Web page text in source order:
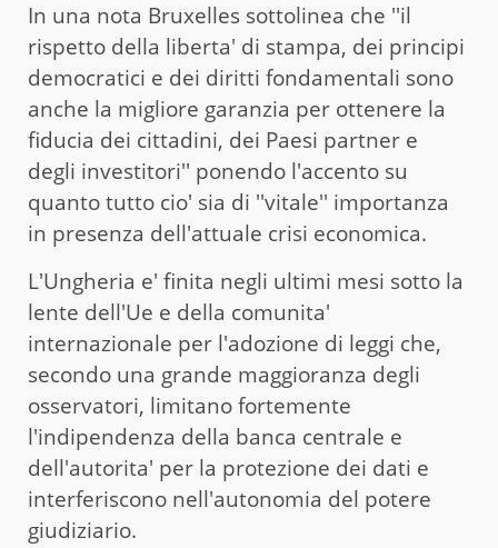
In una nota Bruxelles sottolinea che ''il
rispetto della liberta' di stampa, dei principi
democratici e dei diritti fondamentali sono
anche la migliore garanzia per ottenere la
fiducia dei cittadini, dei Paesi partner e
degli investitori'' ponendo l'accento su
quanto tutto cio' sia di ''vitale'' importanza
in presenza dell'attuale crisi economica.
L'Ungheria e' finita negli ultimi mesi sotto la
lente dell'Ue e della comunita'
internazionale per l'adozione di leggi che,
secondo una grande maggioranza degli
osservatori, limitano fortemente
l'indipendenza della banca centrale e
dell'autorita' per la protezione dei dati e
interferiscono nell'autonomia del potere
giudiziario.